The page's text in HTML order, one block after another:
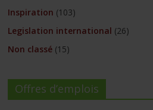
Inspiration (103)
Legislation international (26)
Non classé (15)
Offres d’emplois